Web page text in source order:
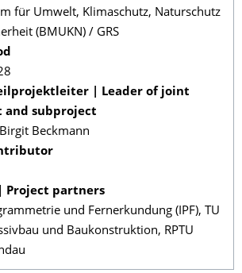
für Umwelt, Klimaschutz, Naturschutz
(BMUKN) / GRS
| Leader of joint
and subproject
Beckmann
Project partners
und Fernerkundung (IPF), TU
und Baukonstruktion, RPTU